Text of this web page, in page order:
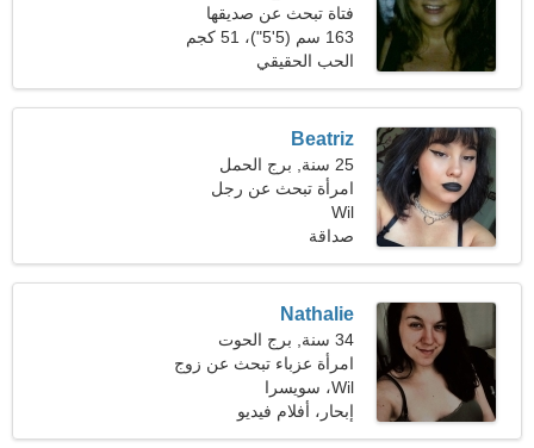
فتاة تبحث عن صديقها
163 سم (5'5")، 51 كجم
(112 رطلا)
الحب الحقيقي
Beatriz
25 سنة, برج الحمل
امرأة تبحث عن رجل
Wil
صداقة
Nathalie
34 سنة, برج الحوت
امرأة عزباء تبحث عن زوج
Wil، سويسرا
إبحار، أفلام فيديو